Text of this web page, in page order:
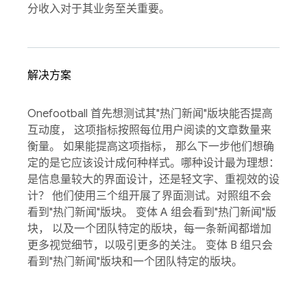
分收入对于其业务至关重要。
解决方案
Onefootball 首先想测试其"热门新闻"版块能否提高
互动度， 这项指标按照每位用户阅读的文章数量来
衡量。 如果能提高这项指标， 那么下一步他们想确
定的是它应该设计成何种样式。哪种设计最为理想：
是信息量较大的界面设计，还是轻文字、重视效的设
计？ 他们使用三个组开展了界面测试。对照组不会
看到"热门新闻"版块。 变体 A 组会看到"热门新闻"版
块， 以及一个团队特定的版块，每一条新闻都增加
更多视觉细节，以吸引更多的关注。 变体 B 组只会
看到"热门新闻"版块和一个团队特定的版块。